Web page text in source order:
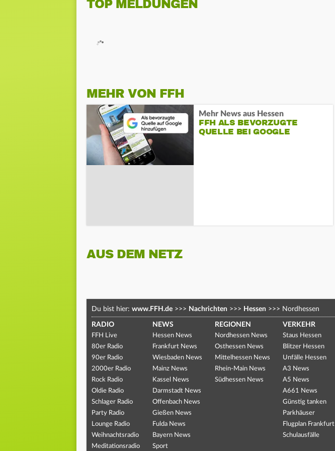
TOP MELDUNGEN
MEHR VON FFH
Mehr News aus Hessen
FFH ALS BEVORZUGTE
QUELLE BEI GOOGLE
AUS DEM NETZ
Du bist hier: www.FFH.de >>> Nachrichten >>> Hessen >>> Nordhessen
RADIO
FFH Live
80er Radio
90er Radio
2000er Radio
Rock Radio
Oldie Radio
Schlager Radio
Party Radio
Lounge Radio
Weihnachtsradio
Meditationsradio
NEWS
Hessen News
Frankfurt News
Wiesbaden News
Mainz News
Kassel News
Darmstadt News
Offenbach News
Gießen News
Fulda News
Bayern News
Sport
REGIONEN
Nordhessen News
Osthessen News
Mittelhessen News
Rhein-Main News
Südhessen News
VERKEHR
Staus Hessen
Blitzer Hessen
Unfälle Hessen
A3 News
A5 News
A661 News
Günstig tanken
Parkhäuser
Flugplan Frankfurt
Schulausfälle